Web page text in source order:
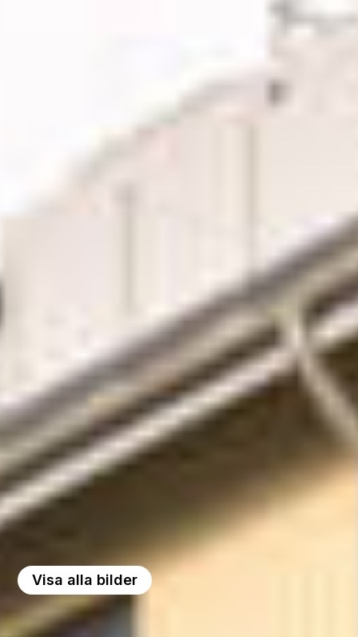
Visa alla bilder